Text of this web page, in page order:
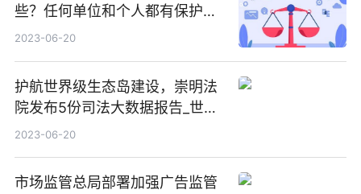
些？任何单位和个人都有保护声
环境的义务吗？
2023-06-20
护航世界级生态岛建设，崇明法
院发布5份司法大数据报告_世界
热闻
2023-06-20
市场监管总局部署加强广告监管